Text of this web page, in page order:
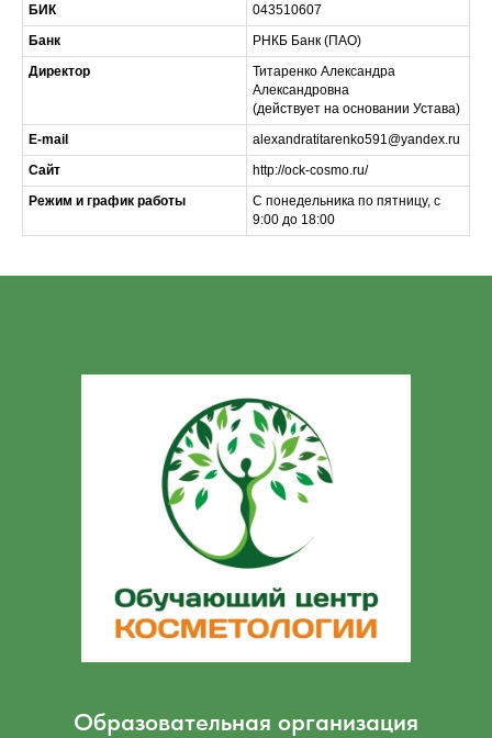
БИК
043510607
Банк
РНКБ Банк (ПАО)
Директор
Титаренко Александра
Александровна
(действует на основании Устава)
E-mail
alexandratitarenko591@yandex.ru
Сайт
http://ock-cosmo.ru/
Режим и график работы
С понедельника по пятницу, с
9:00 до 18:00
Образовательная организация